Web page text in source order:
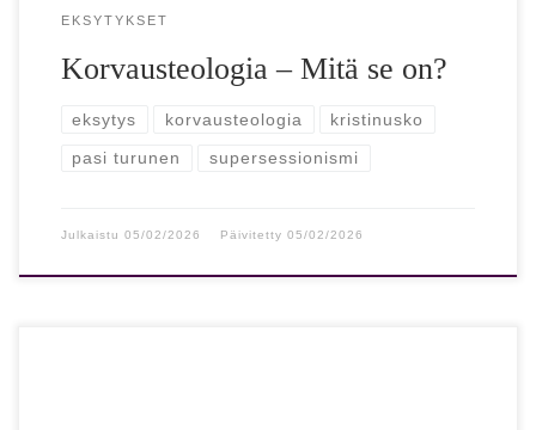
EKSYTYKSET
Korvausteologia – Mitä se on?
eksytys korvausteologia kristinusko
pasi turunen supersessionismi
Julkaistu 05/02/2026 Päivitetty 05/02/2026